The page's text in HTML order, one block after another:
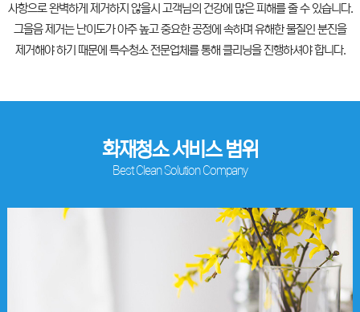
사항으로 완벽하게 제거하지 않을시 고객님의 건강에 많은 피해를 줄 수 있습니다.
그을음 제거는 난이도가 아주 높고 중요한 공정에 속하며 유해한 물질인 분진을
제거해야 하기 때문에 특수청소 전문업체를 통해 클리닝을 진행하셔야 합니다.
화재청소 서비스 범위
Best Clean Solution Company